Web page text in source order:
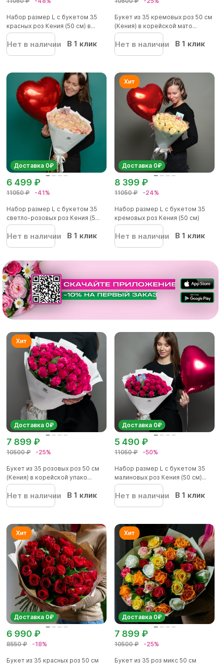
Набор размер L с букетом 35
красных роз Кения (50 см) в...
Нет в наличии В 1 клик
Букет из 35 кремовых роз 50 см
(Кения) в корейской мато...
Нет в наличии В 1 клик
Доставка 0₽
11050 ₽ -41%
6 499 ₽
Набор размер L с букетом 35
светло-розовых роз Кения (5...
Нет в наличии В 1 клик
Доставка 0₽
11050 ₽ -24%
8 399 ₽
Набор размер L с букетом 35
кремовых роз Кения (50 см)
Нет в наличии В 1 клик
Доставка 0₽
10500 ₽ -25%
7 899 ₽
Букет из 35 розовых роз 50 см
(Кения) в корейской упако...
Нет в наличии В 1 клик
Доставка 0₽
11050 ₽ -50%
5 490 ₽
Набор размер L с букетом 35
малиновых роз Кения (50 см)...
Нет в наличии В 1 клик
Доставка 0₽
8550 ₽ -18%
6 990 ₽
Букет из 35 красных роз 50 см
Доставка 0₽
10500 ₽ -25%
7 899 ₽
Букет из 35 роз микс 50 см